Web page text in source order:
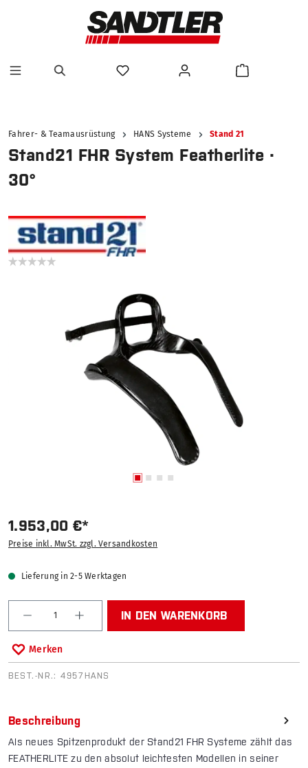
Fahrer- & Teamausrüstung HANS Systeme Stand 21
Stand21 FHR System Featherlite ·
30°
Bildergalerie überspringen
1.953,00 €*
Preise inkl. MwSt. zzgl. Versandkosten
Lieferung in 2-5 Werktagen
Produkt Anzahl: Gib den gewünschten Wert ein
IN DEN WARENKORB
Merken
BEST.-NR.:4957HANS
Beschreibung
Als neues Spitzenprodukt der Stand21 FHR Systeme zählt das
FEATHERLITE zu den absolut leichtesten Modellen in seiner